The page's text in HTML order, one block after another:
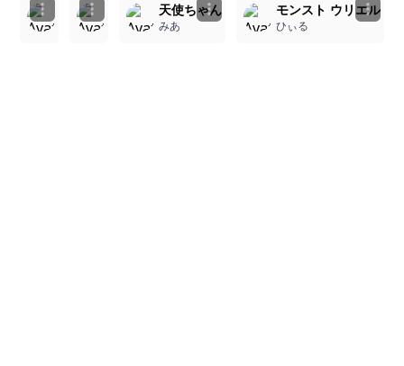
1girl, masterpiece, best quality, ultra detailed,
みあ
1girl, cute_face, beautiful_eyes, soft_lips,
Error_id1101
天使ちゃん
みあ
モンスト ウリエル
ひぃる